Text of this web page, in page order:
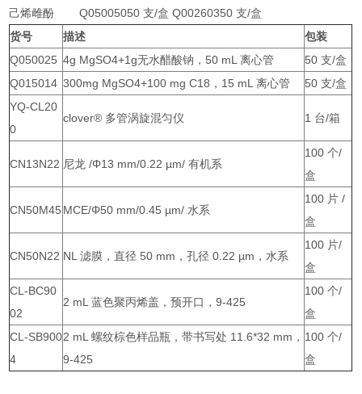
己烯雌酚
Q05005050支/盒 Q00260350支/盒
货号 描述
包装
Q050025 4g MgSO4+1g无水醋酸钠，50 mL 离心管
50 支/盒
Q015014 300mg MgSO4+100 mg C18，15 mL 离心管
50 支/盒
YQ-CL20
0
clover® 多管涡旋混匀仪 1 台/箱
CN13N22 尼龙 /Φ13 mm/0.22 µm/ 有机系
100 个/
盒
CN50M45 MCE/Φ50 mm/0.45 µm/ 水系
100 片 /
盒
CN50N22 NL 滤膜，直径 50 mm，孔径 0.22 µm，水系
100 片/
盒
CL-BC90
02
2 mL 蓝色聚丙烯盖，预开口，9-425
100 个/
盒
CL-SB900
4
2 mL 螺纹棕色样品瓶，带书写处 11.6*32 mm，
9-425
100 个/
盒